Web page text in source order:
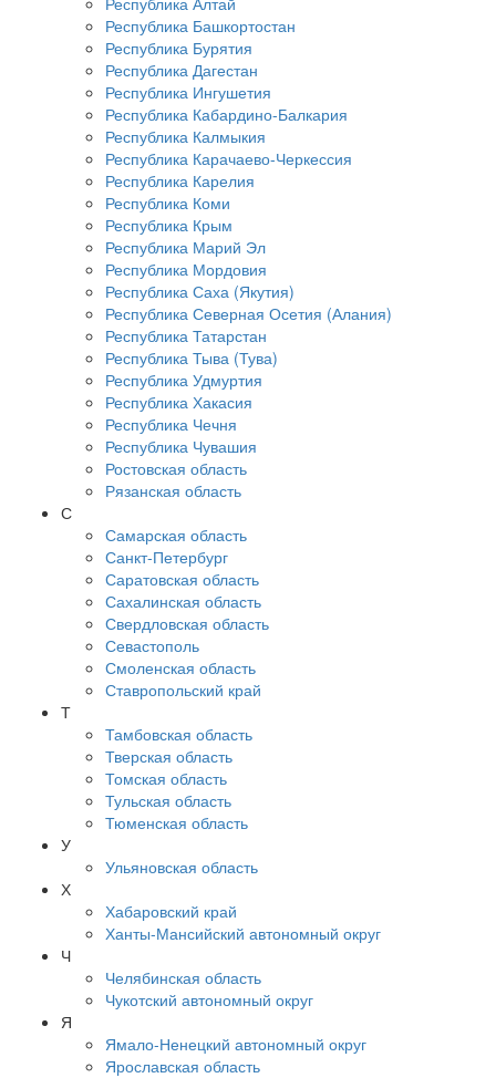
Республика Башкортостан
Республика Бурятия
Республика Дагестан
Республика Ингушетия
Республика Кабардино-Балкария
Республика Калмыкия
Республика Карачаево-Черкессия
Республика Карелия
Республика Коми
Республика Крым
Республика Марий Эл
Республика Мордовия
Республика Саха (Якутия)
Республика Северная Осетия (Алания)
Республика Татарстан
Республика Тыва (Тува)
Республика Удмуртия
Республика Хакасия
Республика Чечня
Республика Чувашия
Ростовская область
Рязанская область
С
Самарская область
Санкт-Петербург
Саратовская область
Сахалинская область
Свердловская область
Севастополь
Смоленская область
Ставропольский край
Т
Тамбовская область
Тверская область
Томская область
Тульская область
Тюменская область
У
Ульяновская область
Х
Хабаровский край
Ханты-Мансийский автономный округ
Ч
Челябинская область
Чукотский автономный округ
Я
Ямало-Ненецкий автономный округ
Ярославская область